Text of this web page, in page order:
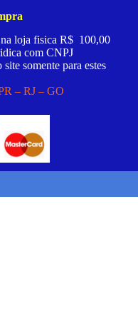
loja fisica R$ 100,00
com CNPJ
somente para estes
– RJ – GO